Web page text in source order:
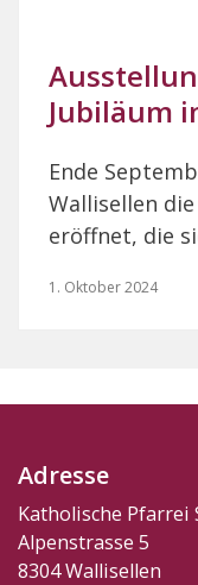
Jubiläum
Ende
Wallisellen
eröffnet, die
1. Oktober 2024
Adresse
Katholische Pfarrei
Alpenstrasse 5
8304 Wallisellen